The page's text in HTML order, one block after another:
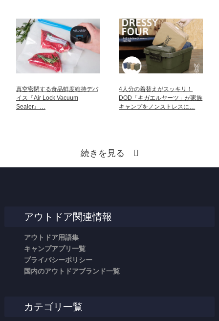
真空密閉する食品鮮度維持デバ
イス『Air Lock Vacuum
Sealer』…
4人分の着替えがスッキリ！
DOD「キガエルヤーツ」が家族
キャンプをノンストレスに…
続きを見る
アウトドア関連情報
アウトドア用語集
キャンプアプリ一覧
プライバシーポリシー
国内のアウトドアブランド一覧
カテゴリ一覧